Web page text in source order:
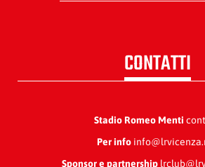
CONTATTI
Stadio Romeo Menti
Per info
Sponsor e partnership